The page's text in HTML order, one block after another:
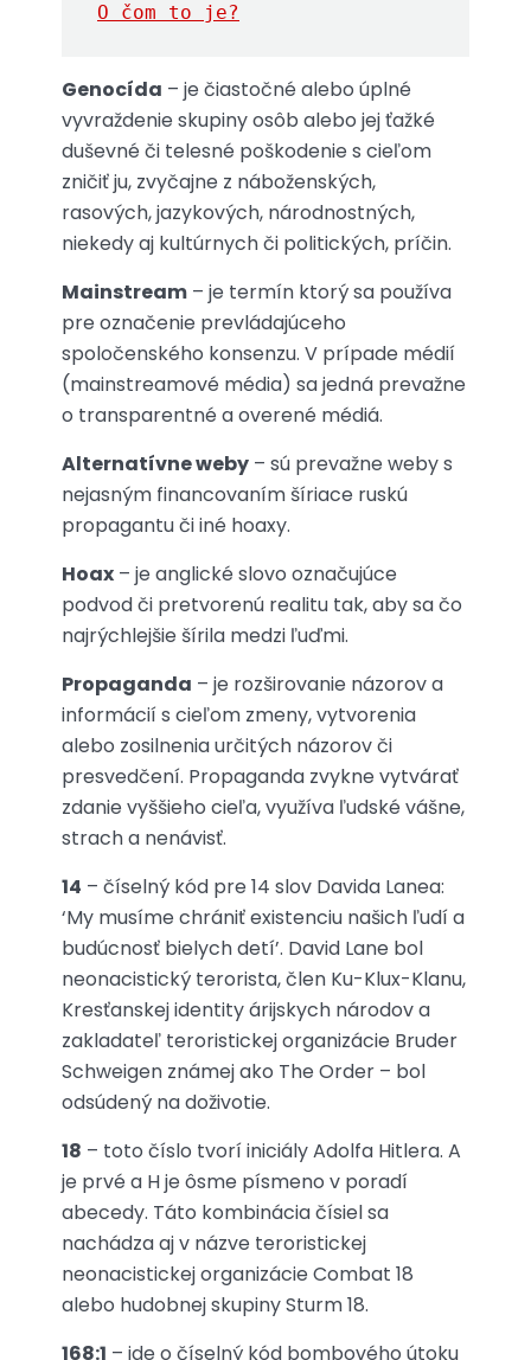
O čom to je?
Genocída – je čiastočné alebo úplné
vyvraždenie skupiny osôb alebo jej ťažké
duševné či telesné poškodenie s cieľom
zničiť ju, zvyčajne z náboženských,
rasových, jazykových, národnostných,
niekedy aj kultúrnych či politických, príčin.
Mainstream – je termín ktorý sa používa
pre označenie prevládajúceho
spoločenského konsenzu. V prípade médií
(mainstreamové média) sa jedná prevažne
o transparentné a overené médiá.
Alternatívne weby – sú prevažne weby s
nejasným financovaním šíriace ruskú
propagantu či iné hoaxy.
Hoax – je anglické slovo označujúce
podvod či pretvorenú realitu tak, aby sa čo
najrýchlejšie šírila medzi ľuďmi.
Propaganda – je rozširovanie názorov a
informácií s cieľom zmeny, vytvorenia
alebo zosilnenia určitých názorov či
presvedčení. Propaganda zvykne vytvárať
zdanie vyššieho cieľa, využíva ľudské vášne,
strach a nenávisť.
14 – číselný kód pre 14 slov Davida Lanea:
‘My musíme chrániť existenciu našich ľudí a
budúcnosť bielych detí’. David Lane bol
neonacistický terorista, člen Ku-Klux-Klanu,
Kresťanskej identity árijskych národov a
zakladateľ teroristickej organizácie Bruder
Schweigen známej ako The Order – bol
odsúdený na doživotie.
18 – toto číslo tvorí iniciály Adolfa Hitlera. A
je prvé a H je ôsme písmeno v poradí
abecedy. Táto kombinácia čísiel sa
nachádza aj v názve teroristickej
neonacistickej organizácie Combat 18
alebo hudobnej skupiny Sturm 18.
168:1 – ide o číselný kód bombového útoku